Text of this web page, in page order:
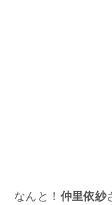
なんと！ 仲里依紗